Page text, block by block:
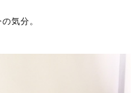
気分。